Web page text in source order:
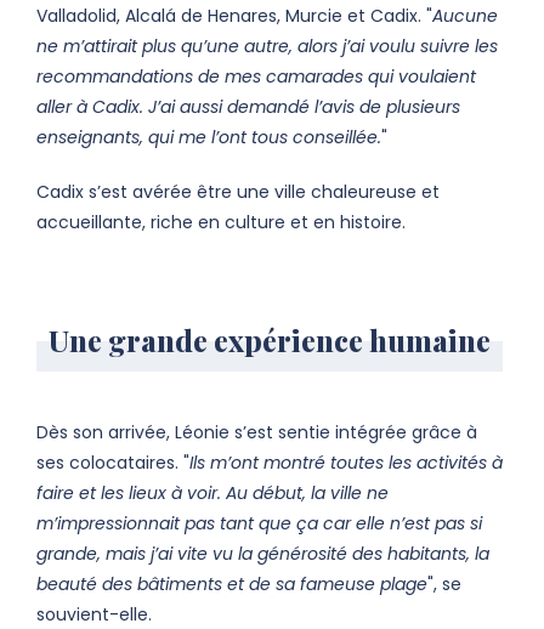
Valladolid, Alcalá de Henares, Murcie et Cadix. "Aucune
ne m’attirait plus qu’une autre, alors j’ai voulu suivre les
recommandations de mes camarades qui voulaient
aller à Cadix. J’ai aussi demandé l’avis de plusieurs
enseignants, qui me l’ont tous conseillée."
Cadix s’est avérée être une ville chaleureuse et
accueillante, riche en culture et en histoire.
Une grande expérience humaine
Dès son arrivée, Léonie s’est sentie intégrée grâce à
ses colocataires. "Ils m’ont montré toutes les activités à
faire et les lieux à voir. Au début, la ville ne
m’impressionnait pas tant que ça car elle n’est pas si
grande, mais j’ai vite vu la générosité des habitants, la
beauté des bâtiments et de sa fameuse plage", se
souvient-elle.